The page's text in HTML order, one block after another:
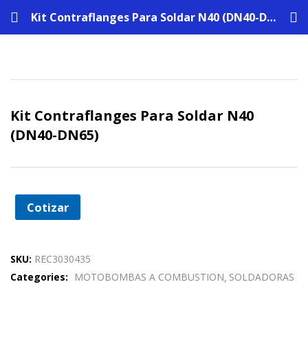
Kit Contraflanges Para Soldar N40 (DN40-DN65)
Kit Contraflanges Para Soldar N40
(DN40-DN65)
Cotizar
SKU: REC3030435
Categories:
MOTOBOMBAS A COMBUSTION SOLDADORAS